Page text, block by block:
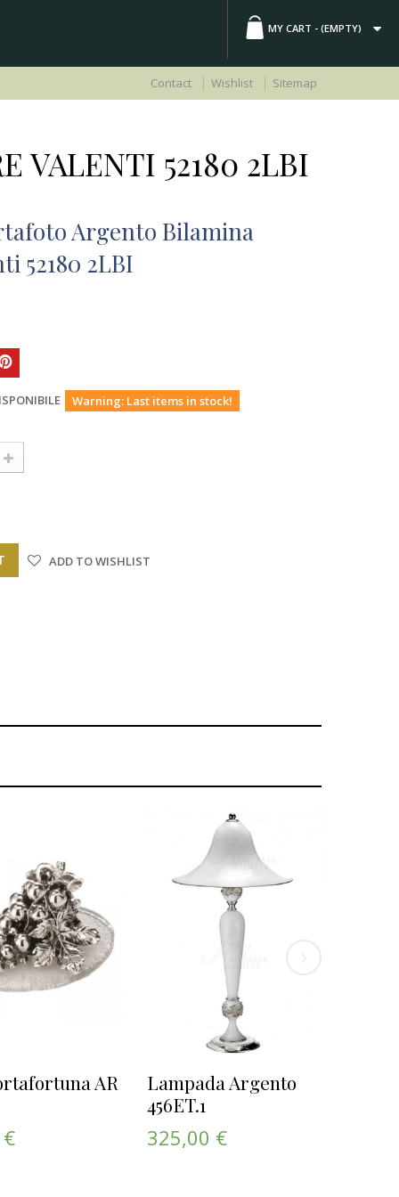
MY CART - (EMPTY)
Contact Wishlist Sitemap
VALENTI 52180 2LBI
Argento Bilamina
52180 2LBI
Warning: Last items in stock!
ADD TO WISHLIST
AR
Lampada Argento
456ET.1
325,00 €